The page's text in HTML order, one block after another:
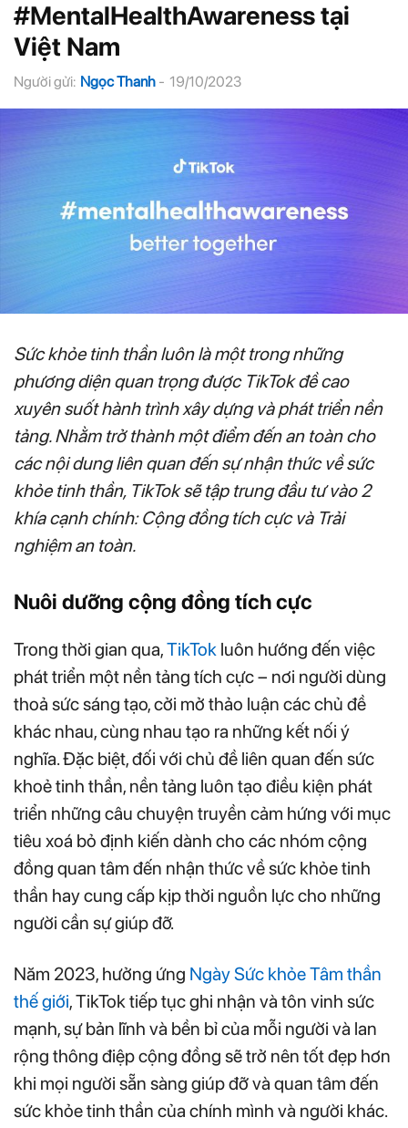
#MentalHealthAwareness tại
Việt Nam
Người gửi: Ngọc Thanh - 19/10/2023
Sức khỏe tinh thần luôn là một trong những
phương diện quan trọng được TikTok đề cao
xuyên suốt hành trình xây dựng và phát triển nền
tảng. Nhằm trở thành một điểm đến an toàn cho
các nội dung liên quan đến sự nhận thức về sức
khỏe tinh thần, TikTok sẽ tập trung đầu tư vào 2
khía cạnh chính: Cộng đồng tích cực và Trải
nghiệm an toàn.
Nuôi dưỡng cộng đồng tích cực
Trong thời gian qua,TikTok luôn hướng đến việc
phát triển một nền tảng tích cực – nơi người dùng
thoả sức sáng tạo, cởi mở thảo luận các chủ đề
khác nhau, cùng nhau tạo ra những kết nối ý
nghĩa. Đặc biệt, đối với chủ đề liên quan đến sức
khoẻ tinh thần, nền tảng luôn tạo điều kiện phát
triển những câu chuyện truyền cảm hứng với mục
tiêu xoá bỏ định kiến dành cho các nhóm cộng
đồng quan tâm đến nhận thức về sức khỏe tinh
thần hay cung cấp kịp thời nguồn lực cho những
người cần sự giúp đỡ.
Năm 2023, hưởng ứng Ngày Sức khỏe Tâm thần
thế giới, TikTok tiếp tục ghi nhận và tôn vinh sức
mạnh, sự bản lĩnh và bền bỉ của mỗi người và lan
rộng thông điệp cộng đồng sẽ trở nên tốt đẹp hơn
khi mọi người sẵn sàng giúp đỡ và quan tâm đến
sức khỏe tinh thần của chính mình và người khác.